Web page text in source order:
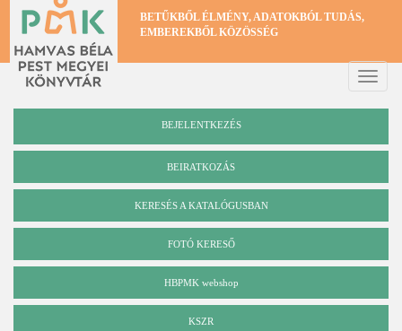
Ugrás
tartalomra
BETŰKBŐL ÉLMÉNY, ADATOKBÓL TUDÁS,
EMBEREKBŐL KÖZÖSSÉG
Toggle
BEJELENTKEZÉS
BEIRATKOZÁS
Katalógus
KERESÉS A KATALÓGUSBAN
FOTÓ KERESŐ
HBPMK webshop
KSZR